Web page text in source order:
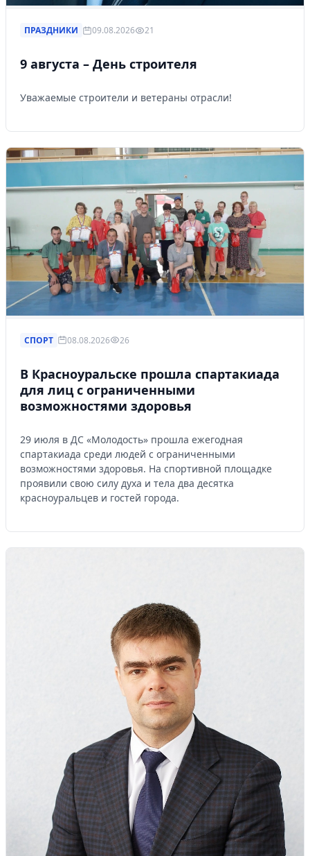
ПРАЗДНИКИ 09.08.2026 21
9 августа – День строителя
Уважаемые строители и ветераны отрасли!
СПОРТ 08.08.2026 26
В Красноуральске прошла спартакиада
для лиц с ограниченными
возможностями здоровья
29 июля в ДС «Молодость» прошла ежегодная
спартакиада среди людей с ограниченными
возможностями здоровья. На спортивной площадке
проявили свою силу духа и тела два десятка
красноуральцев и гостей города.